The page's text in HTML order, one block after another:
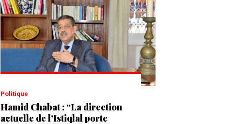
Politique
Hamid Chabat : “La direction
actuelle de l’Istiqlal porte